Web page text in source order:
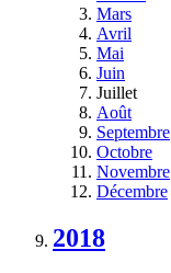
Mars
Avril
Mai
Juin
Juillet
Août
Septembre
Octobre
Novembre
Décembre
2018